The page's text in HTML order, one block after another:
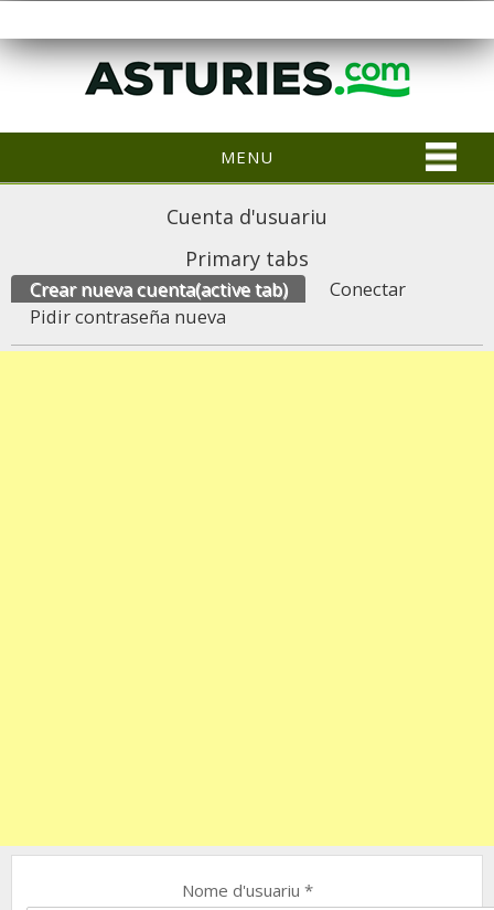
MENU
Cuenta d'usuariu
Primary tabs
Crear nueva cuenta(active tab)
Conectar
Pidir contraseña nueva
Nome d'usuariu *